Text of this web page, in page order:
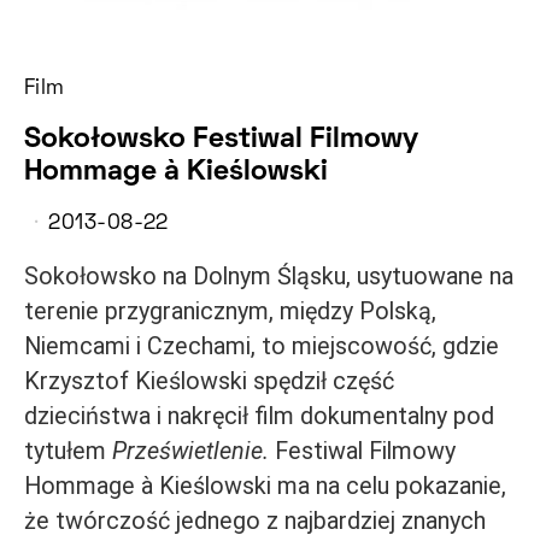
Film
Sokołowsko Festiwal Filmowy
Hommage à Kieślowski
2013-08-22
Sokołowsko na Dolnym Śląsku, usytuowane na
terenie przygranicznym, między Polską,
Niemcami i Czechami, to miejscowość, gdzie
Krzysztof Kieślowski spędził część
dzieciństwa i nakręcił film dokumentalny pod
tytułem Prześwietlenie. Festiwal Filmowy
Hommage à Kieślowski ma na celu pokazanie,
że twórczość jednego z najbardziej znanych